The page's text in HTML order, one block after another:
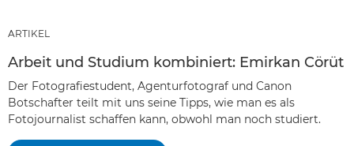
ARTIKEL
Arbeit und Studium kombiniert: Emirkan Cörüt
Der Fotografiestudent, Agenturfotograf und Canon
Botschafter teilt mit uns seine Tipps, wie man es als
Fotojournalist schaffen kann, obwohl man noch studiert.